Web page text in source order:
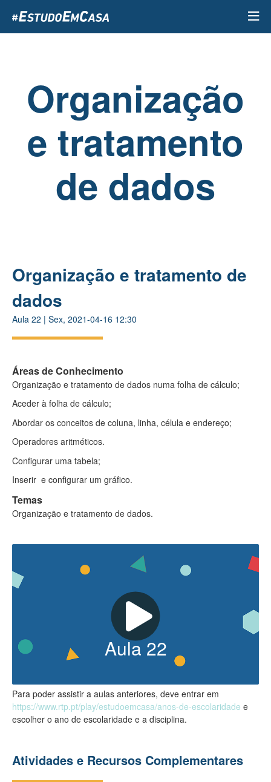
para
o
Organização
e tratamento
de dados​
Organização e tratamento de
dados​
Aula 22 | Sex, 2021-04-16 12:30
Áreas de Conhecimento
Organização e tratamento de dados numa folha de cálculo;​
Aceder à folha de cálculo;​
Abordar os conceitos de coluna, linha, célula e endereço;​
Operadores aritméticos.​
Configurar uma tabela;​
Inserir e configurar um gráfico.
Temas
Organização e tratamento de dados​.
Aula22
Para poder assistir a aulas anteriores, deve entrar em
https://www.rtp.pt/play/estudoemcasa/anos-de-escolaridade e
escolher o ano de escolaridade e a disciplina.
Atividades e Recursos Complementares